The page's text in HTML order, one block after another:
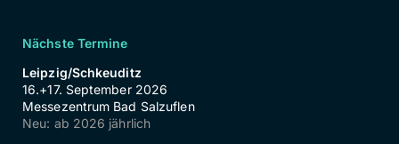
Nächste Termine
Leipzig/Schkeuditz
16.+17. September 2026
Messezentrum Bad Salzuflen
Neu: ab 2026 jährlich